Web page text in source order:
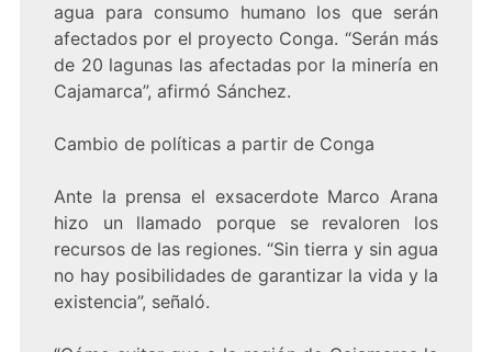
agua para consumo humano los que serán
afectados por el proyecto Conga. “Serán más
de 20 lagunas las afectadas por la minería en
Cajamarca”, afirmó Sánchez.
Cambio de políticas a partir de Conga
Ante la prensa el exsacerdote Marco Arana
hizo un llamado porque se revaloren los
recursos de las regiones. “Sin tierra y sin agua
no hay posibilidades de garantizar la vida y la
existencia”, señaló.